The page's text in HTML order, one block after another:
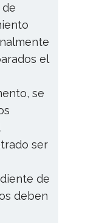
el
se
ser
de
deben